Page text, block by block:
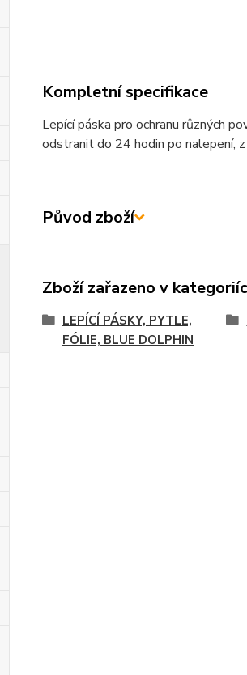
Kompletní specifikace
Lepící páska pro ochranu různých
odstranit do 24 hodin po nalepení,
Původ zboží
Zboží zařazeno v
LEPÍCÍ PÁSKY, PYTLE,
FÓLIE, BLUE DOLPHIN